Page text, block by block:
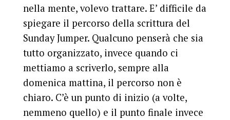
nella mente, volevo trattare. E’ difficile da
spiegare il percorso della scrittura del
Sunday Jumper. Qualcuno penserà che sia
tutto organizzato, invece quando ci
mettiamo a scriverlo, sempre alla
domenica mattina, il percorso non è
chiaro. C’è un punto di inizio (a volte,
nemmeno quello) e il punto finale invece